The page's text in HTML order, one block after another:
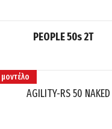
PEOPLE 50s 2T